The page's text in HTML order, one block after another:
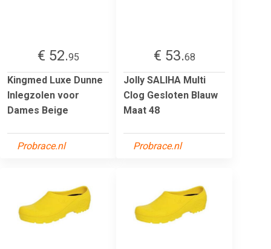
€ 52.95
Kingmed Luxe Dunne
Inlegzolen voor
Dames Beige
Probrace.nl
€ 53.68
Jolly SALIHA Multi
Clog Gesloten Blauw
Maat 48
Probrace.nl